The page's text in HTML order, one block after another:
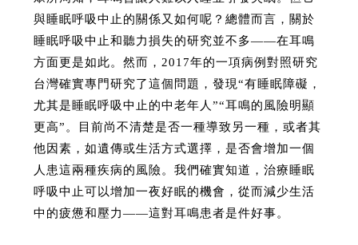
與睡眠呼吸中止的關係又如何呢？總體而言，關於
睡眠呼吸中止和聽力損失的研究並不多——在耳鳴
方面更是如此。然而，2017年的一項病例對照研究
台灣確實專門研究了這個問題，發現“有睡眠障礙，
尤其是睡眠呼吸中止的中老年人”“耳鳴的風險明顯
更高”。目前尚不清楚是否一種導致另一種，或者其
他因素，如遺傳或生活方式選擇，是否會增加一個
人患這兩種疾病的風險。我們確實知道，治療睡眠
呼吸中止可以增加一夜好眠的機會，從而減少生活
中的疲憊和壓力——這對耳鳴患者是件好事。